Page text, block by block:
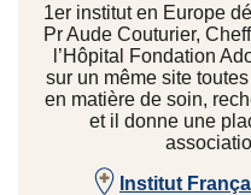
1er institut en Europe
Pr Aude Couturier,
l’Hôpital Fondation
sur un même site
en matière de soin,
et il donne une
Institut